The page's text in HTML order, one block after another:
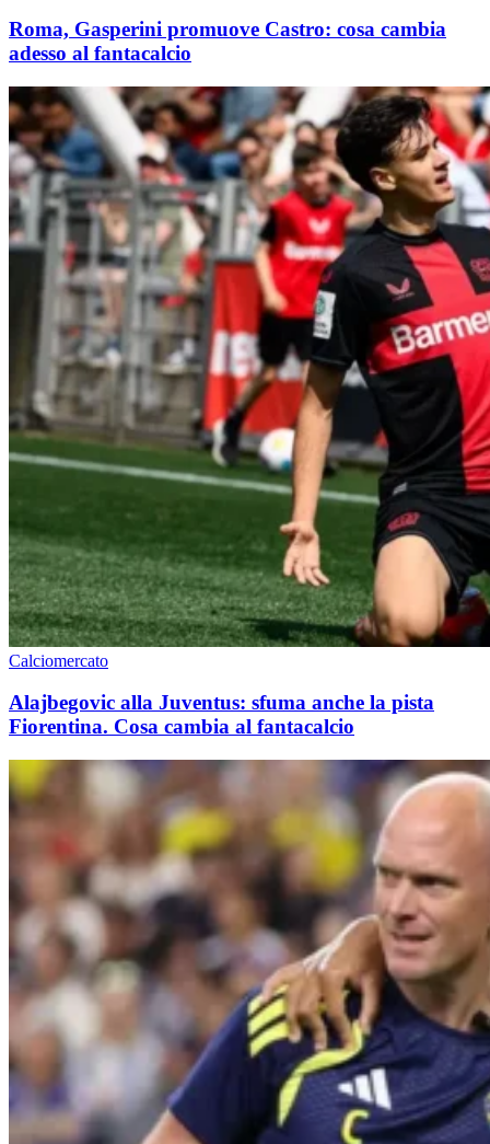
Roma, Gasperini promuove Castro: cosa cambia
adesso al fantacalcio
Calciomercato
Alajbegovic alla Juventus: sfuma anche la pista
Fiorentina. Cosa cambia al fantacalcio